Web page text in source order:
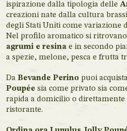
ispirazione dalla tipologia delle
creazioni nate dalla cultura
degli Stati Uniti come variazione
Nel profilo aromatico si
agrumi e resina e in secondo
a spezie, melone, pesca e frutta
Da Bevande Perino puoi
Poupée sia come privato sia
rapida a domicilio o
ristorante.